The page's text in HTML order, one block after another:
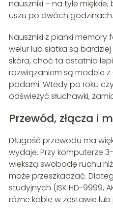
nauszniki – na tyle
uszu po dwóch godzinach.
Nauszniki z pianki
welur lub siatka są
skóra, choć ta ostatnia
rozwiązaniem są modele z
padami. Wtedy po roku
odświeżyć słuchawki,
Przewód, złącza i
Długość przewodu ma
wydaje. Przy komputerze
większą swobodę ruchu
może przeszkadzać.
studyjnych (ISK HD-9999,
różne kable w zestawie